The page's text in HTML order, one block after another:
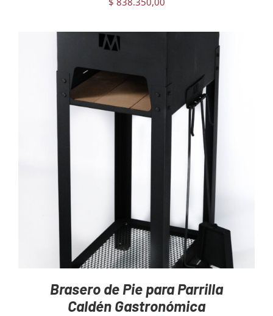
DETAILS
Brasero de Pie para Parrilla
Caldén Gastronómica